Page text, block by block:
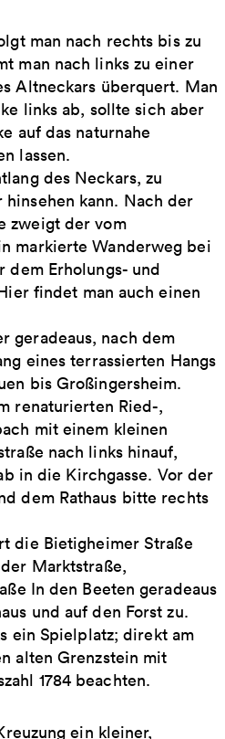
man nach rechts bis zu
man nach links zu einer
Altneckars überquert. Man
links ab, sollte sich aber
auf das naturnahe
lassen.
des Neckars, zu
kann. Nach der
zweigt der vom
markierte Wanderweg bei
dem Erholungs- und
findet man auch einen
geradeaus, nach dem
eines terrassierten Hangs
bis Großingersheim.
renaturierten Ried-,
mit einem kleinen
nach links hinauf,
in die Kirchgasse. Vor der
dem Rathaus bitte rechts
die Bietigheimer Straße
Marktstraße,
In den Beeten geradeaus
und auf den Forst zu.
ein Spielplatz; direkt am
alten Grenzstein mit
1784 beachten.
ein kleiner,